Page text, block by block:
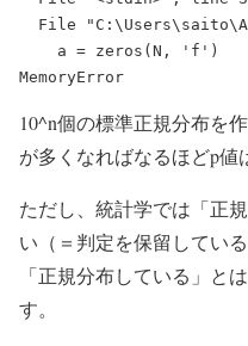
File
    a = zeros(N, 'f')
10^n個の標準正規分布を
が多くなればなるほどp値
ただし、統計学では「正
い（＝判定を保留してい
「正規分布している」と
す。